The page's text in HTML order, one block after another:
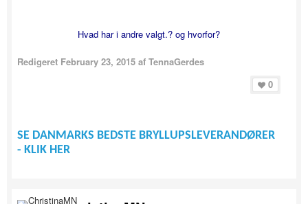
Hvad har i andre valgt.? og hvorfor?
Redigeret February 23, 2015 af TennaGerdes
0
SE DANMARKS BEDSTE BRYLLUPSLEVERANDØRER
- KLIK HER